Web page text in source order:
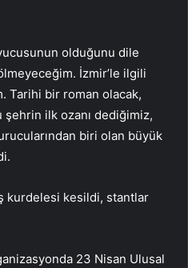
olduğunu dile
İzmir’le ilgili
Tarihi bir roman olacak,
ilk ozanı dediğimiz,
biri olan büyük
kurdelesi kesildi, stantlar
23 Nisan Ulusal